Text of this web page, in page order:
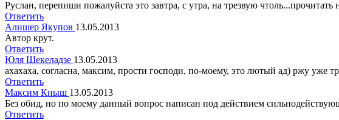
Руслан, перепиши пожалуйста это завтра, с утра, на трезвую
Ответить
Алишер Якупов 13.05.2013
Автор крут.
Ответить
Юля Шекеладзе 13.05.2013
ахахаха, согласна, максим, прости господи, по-моему, это лютый ад) ржу уже
Ответить
Максим Кныш 13.05.2013
Без обид, но по моему данный вопрос написан под действием
Ответить